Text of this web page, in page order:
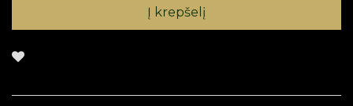
Į krepšelį